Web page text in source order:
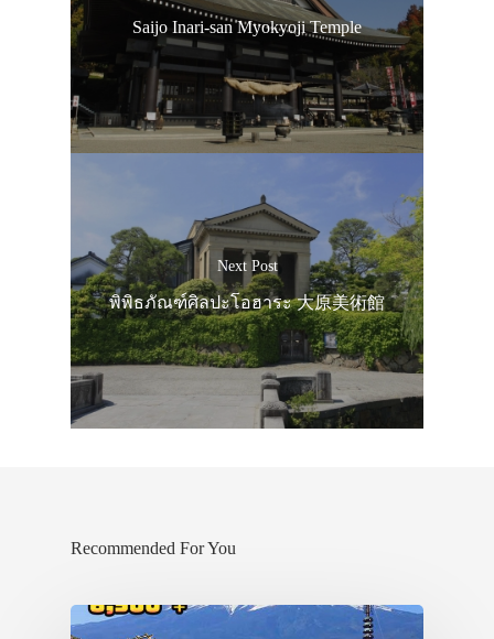
Saijo Inari-san Myokyoji Temple
Next Post
พิพิธภัณฑ์ศิลปะโอฮาระ 大原美術館
Recommended For You